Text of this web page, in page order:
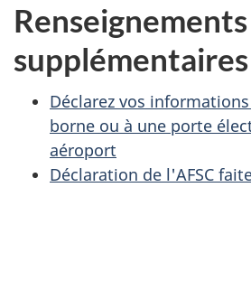
Renseignements
supplémentaires
Déclarez vos
borne ou à une porte
aéroport
Déclaration de l'AFSC